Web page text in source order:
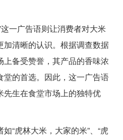
一广告语则让消费者对大米
加清晰的认识。根据调查数据
上备受赞誉，其产品的香味浓
的首选。因此，这一广告语
先生在食堂市场上的独特优
“虎林大米，大家的米”、“虎